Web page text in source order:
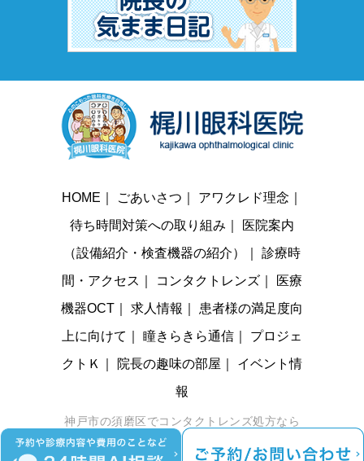
HOME ごあいさつ アワクレド理念
待ち時間対策への取り組み
医院案内
（設備紹介・検査機器の紹介）
診療時
間・アクセス
コンタクトレンズ
医療
機器OCT
求人情報
患者様の満足度向
上に向けて
瞳きらきら通信
プロジェ
クトＫ
院長の趣味の部屋
イベント情
報
神戸市の須磨区でコンタクトレンズ処方なら
梶川眼科医院までお越しください。 © 梶川眼
科医院 All Rights Reserved. | Sitemap